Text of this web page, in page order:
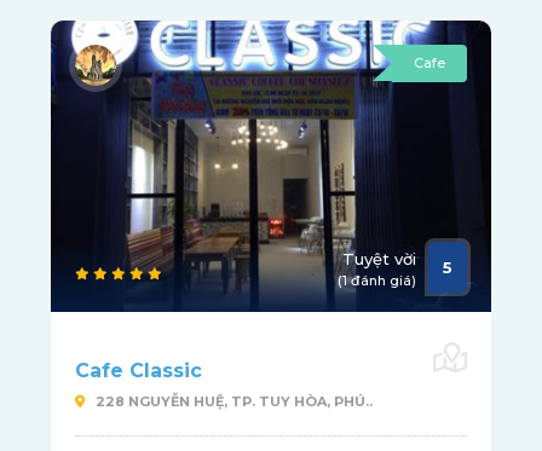
Cafe
Tuyệt vời
(1 đánh giá)
5
Cafe Classic
228 NGUYỄN HUỆ, TP. TUY HÒA, PHÚ..